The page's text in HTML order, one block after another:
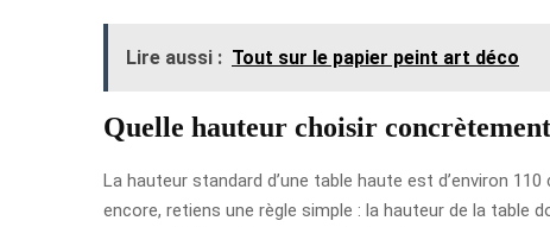
Lire aussi : Tout sur le papier peint art déco
Quelle hauteur choisir
La hauteur standard d’une table haute est d’environ
encore, retiens une règle simple : la hauteur de la table